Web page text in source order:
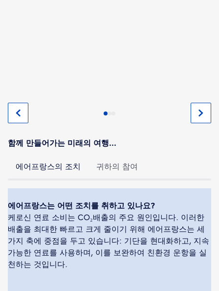
함께 만들어가는 미래의 여행...
에어프랑스의 조치 귀하의 참여
에어프랑스는 어떤 조치를 취하고 있나요?
케로신 연료 소비는 CO₂배출의 주요 원인입니다. 이러한
배출을 최대한 빠르고 크게 줄이기 위해 에어프랑스는 세
가지 축에 중점을 두고 있습니다: 기단을 현대화하고, 지속
가능한 연료를 사용하며, 이를 보완하여 친환경 운항을 실
천하는 것입니다.